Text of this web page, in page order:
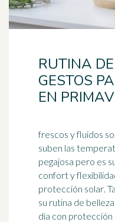
RUTINA
GESTOS
EN
frescos y fluidos
suben las
pegajosa pero es
confort y
protección solar.
su rutina de
día con protección